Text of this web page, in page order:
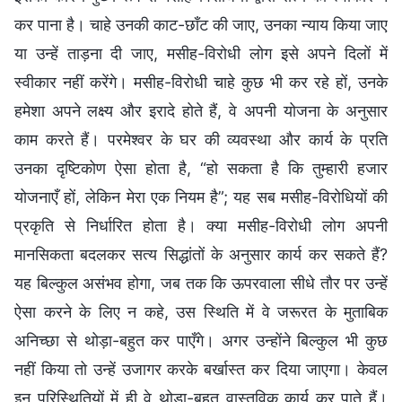
कर पाना है। चाहे उनकी काट-छाँट की जाए, उनका न्याय किया जाए
या उन्हें ताड़ना दी जाए, मसीह-विरोधी लोग इसे अपने दिलों में
स्वीकार नहीं करेंगे। मसीह-विरोधी चाहे कुछ भी कर रहे हों, उनके
हमेशा अपने लक्ष्य और इरादे होते हैं, वे अपनी योजना के अनुसार
काम करते हैं। परमेश्वर के घर की व्यवस्था और कार्य के प्रति
उनका दृष्टिकोण ऐसा होता है, “हो सकता है कि तुम्हारी हजार
योजनाएँ हों, लेकिन मेरा एक नियम है”; यह सब मसीह-विरोधियों की
प्रकृति से निर्धारित होता है। क्या मसीह-विरोधी लोग अपनी
मानसिकता बदलकर सत्य सिद्धांतों के अनुसार कार्य कर सकते हैं?
यह बिल्कुल असंभव होगा, जब तक कि ऊपरवाला सीधे तौर पर उन्हें
ऐसा करने के लिए न कहे, उस स्थिति में वे जरूरत के मुताबिक
अनिच्छा से थोड़ा-बहुत कर पाएँगे। अगर उन्होंने बिल्कुल भी कुछ
नहीं किया तो उन्हें उजागर करके बर्खास्त कर दिया जाएगा। केवल
इन परिस्थितियों में ही वे थोड़ा-बहुत वास्तविक कार्य कर पाते हैं।